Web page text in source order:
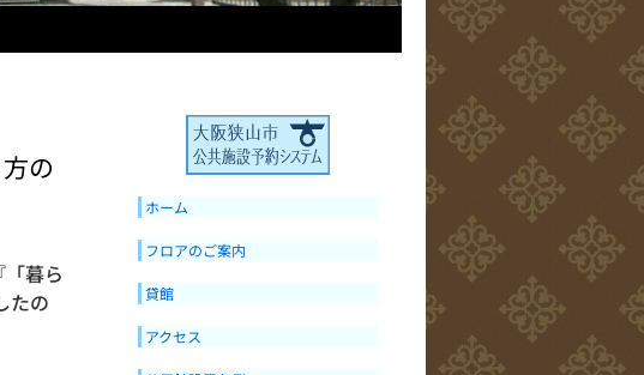
の
暮ら
たの
ホーム
フロアのご案内
貸館
アクセス